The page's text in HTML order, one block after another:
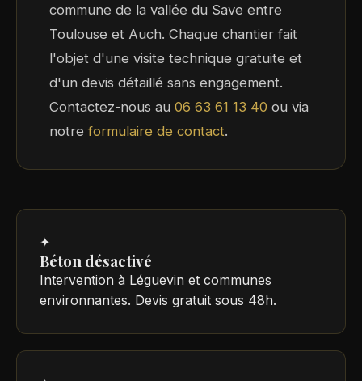
commune de la vallée du Save entre
Toulouse et Auch. Chaque chantier fait
l'objet d'une visite technique gratuite et
d'un devis détaillé sans engagement.
Contactez-nous au 06 63 61 13 40 ou via
notreformulaire de contact.
✦
Béton désactivé
Intervention à Léguevin et communes
environnantes. Devis gratuit sous 48h.